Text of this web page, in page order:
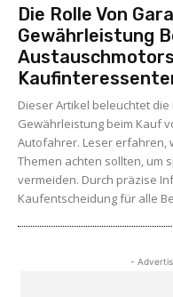
Die Rolle Von
Gewährleistung
Dieser Artikel beleuchtet
Gewährleistung beim Kauf
Autofahrer. Leser erfahren,
Themen achten sollten, um
vermeiden. Durch präzise
Kaufentscheidung für alle
-